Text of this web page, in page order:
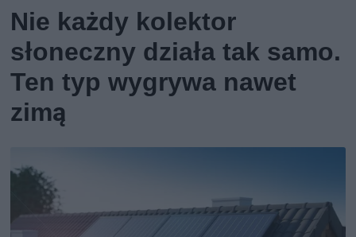
Nie każdy kolektor
słoneczny działa tak samo.
Ten typ wygrywa nawet
zimą